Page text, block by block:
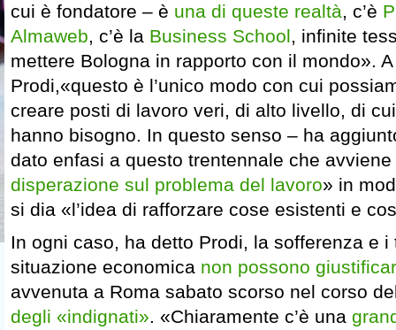
cui è fondatore – è una di queste realtà, c’è
Almaweb, c’è la Business School, infinite
mettere Bologna in rapporto con il mondo».
Prodi,«questo è l’unico modo con cui
creare posti di lavoro veri, di alto livello, di
hanno bisogno. In questo senso – ha
dato enfasi a questo trentennale che
disperazione sul problema del lavoro» in
si dia «l’idea di rafforzare cose esistenti e
In ogni caso, ha detto Prodi, la sofferenza e i
situazione economica non possono
avvenuta a Roma sabato scorso nel corso
degli «indignati». «Chiaramente c’è una